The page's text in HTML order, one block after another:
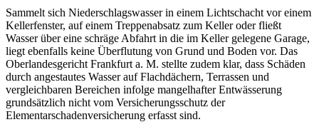
Sammelt sich Niederschlagswasser in einem Lichtschacht vor einem
Kellerfenster, auf einem Treppenabsatz zum Keller oder fließt
Wasser über eine schräge Abfahrt in die im Keller gelegene Garage,
liegt ebenfalls keine Überflutung von Grund und Boden vor. Das
Oberlandesgericht Frankfurt a. M. stellte zudem klar, dass Schäden
durch angestautes Wasser auf Flachdächern, Terrassen und
vergleichbaren Bereichen infolge mangelhafter Entwässerung
grundsätzlich nicht vom Versicherungsschutz der
Elementarschadenversicherung erfasst sind.